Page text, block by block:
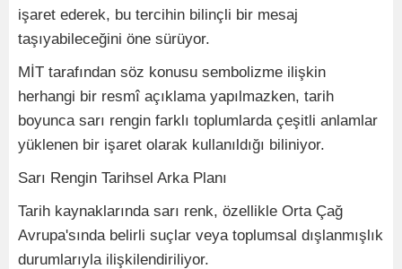
işaret ederek, bu tercihin bilinçli bir mesaj
taşıyabileceğini öne sürüyor.
MİT tarafından söz konusu sembolizme ilişkin
herhangi bir resmî açıklama yapılmazken, tarih
boyunca sarı rengin farklı toplumlarda çeşitli anlamlar
yüklenen bir işaret olarak kullanıldığı biliniyor.
Sarı Rengin Tarihsel Arka Planı
Tarih kaynaklarında sarı renk, özellikle Orta Çağ
Avrupa'sında belirli suçlar veya toplumsal dışlanmışlık
durumlarıyla ilişkilendiriliyor.